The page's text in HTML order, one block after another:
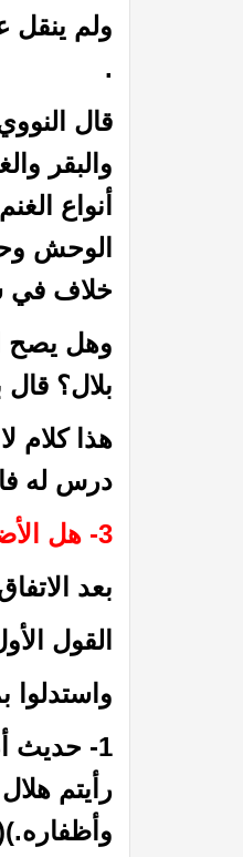
ولم ينقل
.
قال
والبقر
أنواع
الوحش
خلاف في
وهل يصح
بلال؟
هذا كلام
درس له
3- هل الأضحية فرض أم سنة؟
بعد
القول
واستدلوا
1- حديث
رأيتم